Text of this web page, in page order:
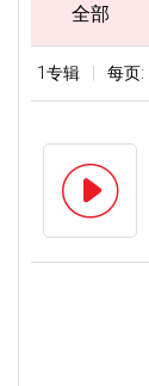
全部
1专辑 每页: